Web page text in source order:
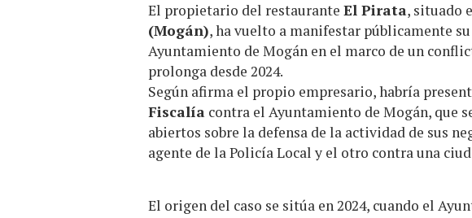
El propietario del restaurante El Pirata, situado
(Mogán), ha vuelto a manifestar públicamente
Ayuntamiento de Mogán en el marco de un
prolonga desde 2024.
Según afirma el propio empresario, habría
Fiscalía contra el Ayuntamiento de Mogán, que
abiertos sobre la defensa de la actividad de sus
agente de la Policía Local y el otro contra una
El origen del caso se sitúa en 2024, cuando el